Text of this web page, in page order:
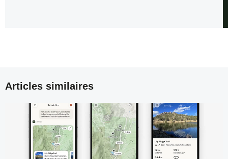
Articles similaires